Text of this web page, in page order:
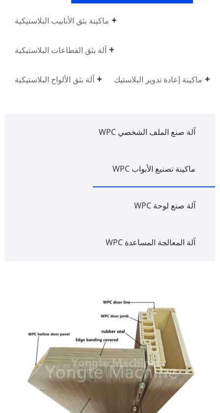
ماكينة بثق الأنابيب البلاستيكية
آلة بثق القطاعات البلاستيكية
آلة بثق الألواح البلاستيكية ماكينة إعادة تدوير البلاستيك
آلة صنع الملف الشخصي WPC
ماكينة تصنيع الأبواب WPC
آلة صنع لوحة WPC
آلة المعالجة المساعدة WPC